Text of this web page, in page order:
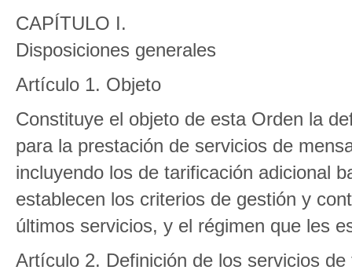
CAPÍTULO I.
Disposiciones generales
Artículo 1. Objeto
Constituye el objeto de esta Orden la
para la prestación de servicios de
incluyendo los de tarificación adicional
establecen los criterios de gestión y
últimos servicios, y el régimen que les
Artículo 2. Definición de los servicios